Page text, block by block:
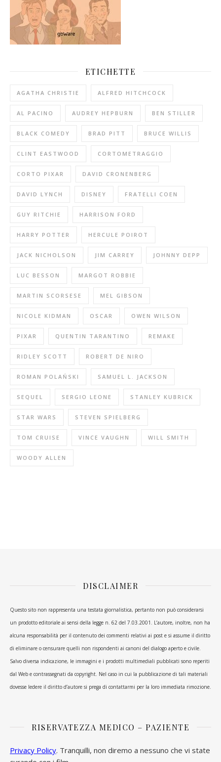
ETICHETTE
AGATHA CHRISTIE ALFRED HITCHCOCK
AL PACINO AUDREY HEPBURN BEN STILLER
BLACK COMEDY BRAD PITT BRUCE WILLIS
CLINT EASTWOOD CORTOMETRAGGIO
CORTO PIXAR DAVID CRONENBERG
DAVID LYNCH DISNEY FRATELLI COEN
GUY RITCHIE HARRISON FORD
HARRY POTTER HERCULE POIROT
JACK NICHOLSON JIM CARREY JOHNNY DEPP
LUC BESSON MARGOT ROBBIE
MARTIN SCORSESE MEL GIBSON
NICOLE KIDMAN OSCAR OWEN WILSON
PIXAR QUENTIN TARANTINO REMAKE
RIDLEY SCOTT ROBERT DE NIRO
ROMAN POLAŃSKI SAMUEL L. JACKSON
SEQUEL SERGIO LEONE STANLEY KUBRICK
STAR WARS STEVEN SPIELBERG
TOM CRUISE VINCE VAUGHN WILL SMITH
WOODY ALLEN
DISCLAIMER
Questo sito non rappresenta una testata giornalistica, pertanto non può considerarsi
un prodotto editoriale ai sensi della legge n. 62 del 7.03.2001. L’autore, inoltre, non ha
alcuna responsabilità per il contenuto dei commenti relativi ai post e si assume il diritto
di eliminare o censurare quelli non rispondenti ai canoni del dialogo aperto e civile.
Salvo diversa indicazione, le immagini e i prodotti multimediali pubblicati sono reperiti
dal Web e contrassegnati da copyright. Nel caso in cui la pubblicazione di tali materiali
dovesse ledere il diritto d’autore si prega di contattarmi per la loro immediata rimozione.
RISERVATEZZA MEDICO – PAZIENTE
Privacy Policy. Tranquilli, non diremo a nessuno che vi state